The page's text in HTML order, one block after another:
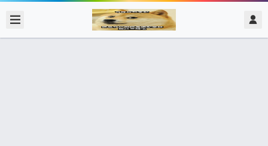
admin @ 梗圖大全 MEME NOW 2017/12/27